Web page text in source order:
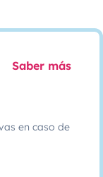
Saber más
en caso de